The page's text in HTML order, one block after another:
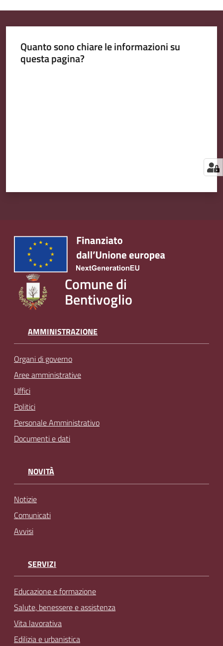
Quanto sono chiare le informazioni su
questa pagina?
Comune di
Bentivoglio
AMMINISTRAZIONE
Organi di governo
Aree amministrative
Uffici
Politici
Personale Amministrativo
Documenti e dati
NOVITÀ
Notizie
Comunicati
Avvisi
SERVIZI
Educazione e formazione
Salute, benessere e assistenza
Vita lavorativa
Edilizia e urbanistica